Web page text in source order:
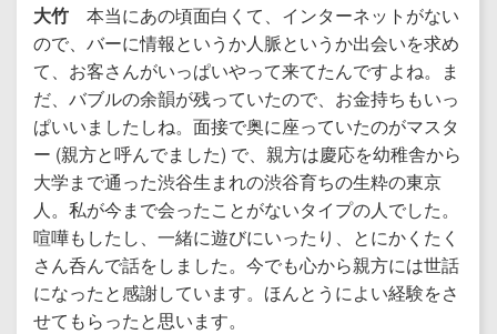
大竹 本当にあの頃面白くて、インターネットがない
ので、バーに情報というか人脈というか出会いを求め
て、お客さんがいっぱいやって来てたんですよね。ま
だ、バブルの余韻が残っていたので、お金持ちもいっ
ぱいいましたしね。面接で奥に座っていたのがマスタ
ー (親方と呼んでました) で、親方は慶応を幼稚舎から
大学まで通った渋谷生まれの渋谷育ちの生粋の東京
人。私が今まで会ったことがないタイプの人でした。
喧嘩もしたし、一緒に遊びにいったり、とにかくたく
さん呑んで話をしました。今でも心から親方には世話
になったと感謝しています。ほんとうによい経験をさ
せてもらったと思います。